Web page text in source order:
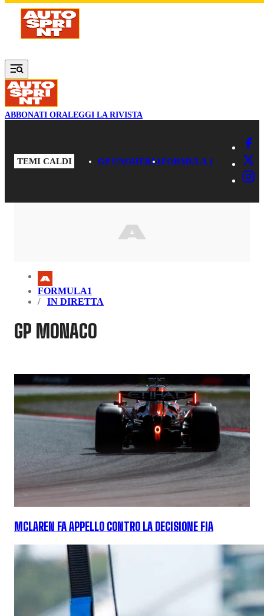
Vai al contenuto principale
ABBONATI ORALEGGI LA RIVISTA
TEMI CALDI GP UNGHERIAFORMULA 1
FORMULA1
IN DIRETTA
GP MONACO
MCLAREN FA APPELLO CONTRO LA DECISIONE FIA